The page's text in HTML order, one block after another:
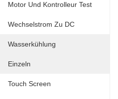
Motor Und Kontrolleur Test
Wechselstrom Zu DC
Wasserkühlung
Einzeln
Touch Screen